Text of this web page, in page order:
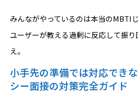
みんながやっているのは本当のMBTI
ユーザーが教える過剰に反応して振
え。
小手先の準備では対応でき
シー面接の対策完全ガイド